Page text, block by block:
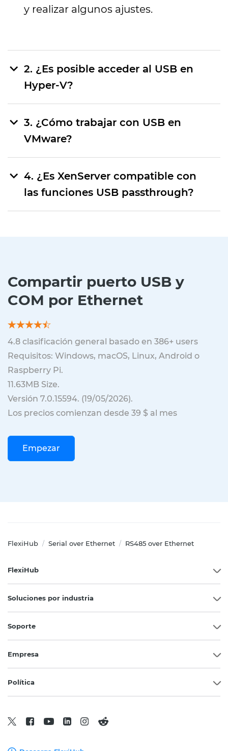
y realizar algunos ajustes.
2. ¿Es posible acceder al USB en
Hyper-V?
3. ¿Cómo trabajar con USB en
VMware?
4. ¿Es XenServer compatible con
las funciones USB passthrough?
Compartir puerto USB y
COM por Ethernet
4.8 clasificación general basado en 386+ users
Requisitos: Windows, macOS, Linux, Android o
Raspberry Pi.
11.63MB Size.
Versión 7.0.15594. (19/05/2026).
Los precios comienzan desde 39 $ al mes
Empezar
FlexiHub / Serial over Ethernet / RS485 over Ethernet
FlexiHub
Soluciones por industria
Soporte
Empresa
Política